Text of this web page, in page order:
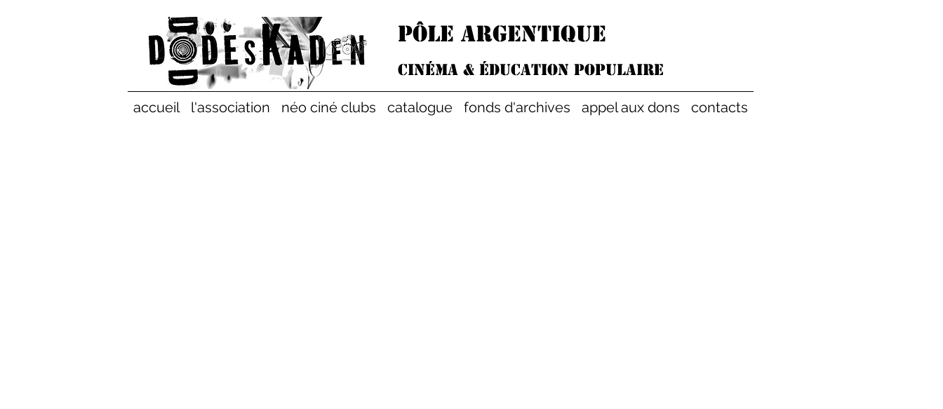
PÔLE argentique
Cinéma & éducation populaire
accueil l'association néo ciné clubs catalogue fonds d'archives appel aux dons contacts